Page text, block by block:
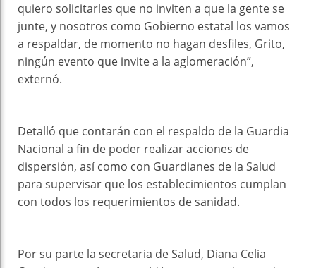
quiero solicitarles que no inviten a que la gente se
junte, y nosotros como Gobierno estatal los vamos
a respaldar, de momento no hagan desfiles, Grito,
ningún evento que invite a la aglomeración”,
externó.
Detalló que contarán con el respaldo de la Guardia
Nacional a fin de poder realizar acciones de
dispersión, así como con Guardianes de la Salud
para supervisar que los establecimientos cumplan
con todos los requerimientos de sanidad.
Por su parte la secretaria de Salud, Diana Celia